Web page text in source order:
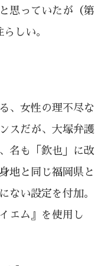
思っていたが（第
しい。
、女性の理不尽な
スだが、大塚弁護
名も「欽也」に改
地と同じ福岡県と
ない設定を付加。
エム』を使用し